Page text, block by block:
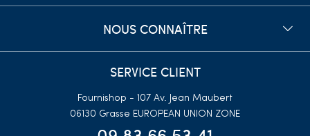
NOUS CONNAÎTRE
SERVICE CLIENT
Fournishop - 107 Av. Jean Maubert
06130 Grasse EUROPEAN UNION ZONE